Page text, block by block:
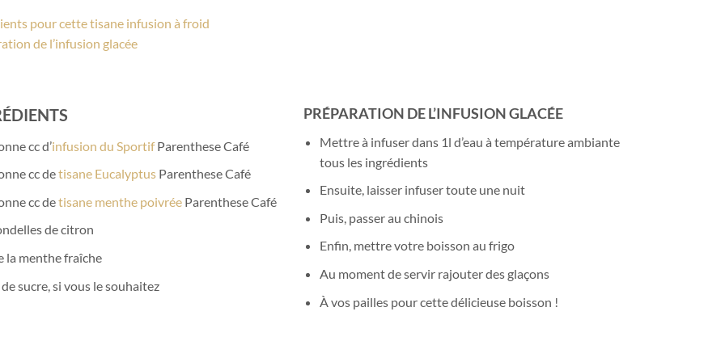
pour cette tisane infusion à froid
de l’infusion glacée
cc d’infusion du SportifParenthese Café
cc detisane EucalyptusParenthese Café
cc detisane menthe poivréeParenthese Café
de citron
la menthe fraîche
sucre, si vous le souhaitez
PRÉPARATION DE L’INFUSION GLACÉE
Mettre à infuser dans 1l d’eau à température ambiante
tous les ingrédients
Ensuite, laisser infuser toute une nuit
Puis, passer au chinois
Enfin, mettre votre boisson au frigo
Au moment de servir rajouter des glaçons
À vos pailles pour cette délicieuse boisson !